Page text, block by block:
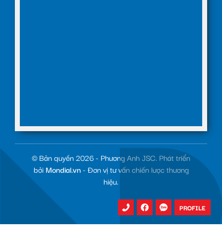
© Bản quyền 2026 - Phương Anh JSC. Phát triển
bởi Mondial.vn- Đơn vị tư vấn chiến lược thương
hiệu.
PROFILE